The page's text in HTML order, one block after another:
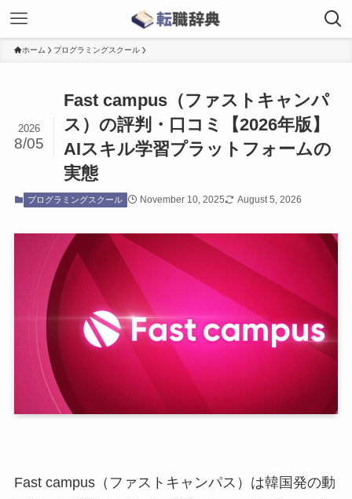
ホーム プログラミングスクール
Fast campus（ファストキャンパ
ス）の評判・口コミ【2026年版】
AIスキル学習プラットフォームの
実態
2026
8/05
プログラミングスクール November 10, 2025 August 5, 2026
Fast campus（ファストキャンパス）は韓国発の動